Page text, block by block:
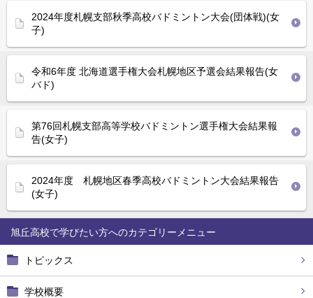
旭丘高校で学びたい方へ
トピックス
学校概要
2024年度札幌支部秋季高校バドミントン大会(団体戦)(女
子)
令和6年度 北海道選手権大会札幌地区予選会結果報告(女
バド)
第76回札幌支部高等学校バドミントン選手権大会結果報
告(女子)
2024年度 札幌地区春季高校バドミントン大会結果報告
(女子)